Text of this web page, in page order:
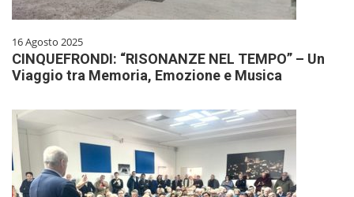
16 Agosto 2025
CINQUEFRONDI: “RISONANZE NEL TEMPO” – Un
Viaggio tra Memoria, Emozione e Musica